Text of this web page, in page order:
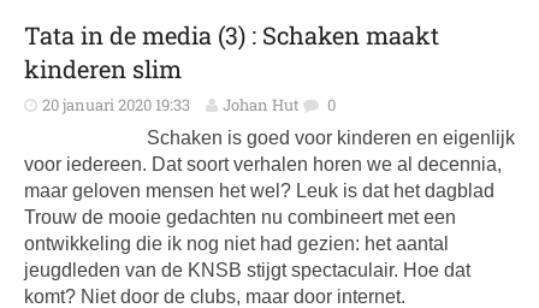
Tata in de media (3) : Schaken maakt
kinderen slim
20 januari 2020 19:33 Johan Hut 0
Schaken is goed voor kinderen en eigenlijk
voor iedereen. Dat soort verhalen horen we al decennia,
maar geloven mensen het wel? Leuk is dat het dagblad
Trouw de mooie gedachten nu combineert met een
ontwikkeling die ik nog niet had gezien: het aantal
jeugdleden van de KNSB stijgt spectaculair. Hoe dat
komt? Niet door de clubs, maar door internet.